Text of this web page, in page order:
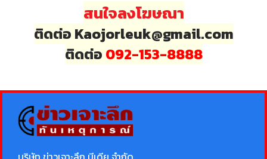
สนใจลงโฆษณา
ติดต่อ Kaojorleuk@gmail.com
ติดต่อ 092-153-8888